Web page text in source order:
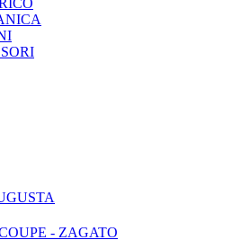
- ZAGATO